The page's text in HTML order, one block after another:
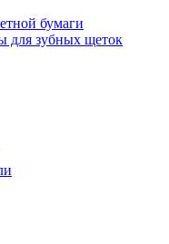
бумаги
для зубных щеток